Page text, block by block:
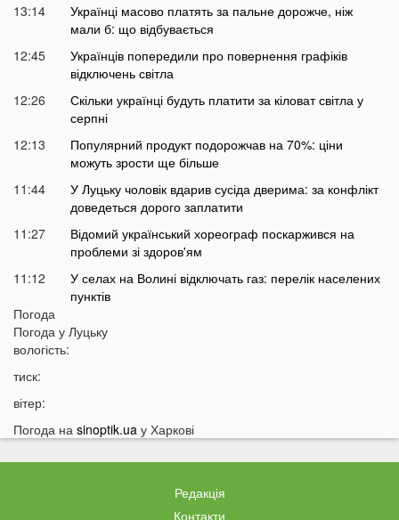
13:14
Українці масово платять за пальне дорожче, ніж
мали б: що відбувається
12:45
Українців попередили про повернення графіків
відключень світла
12:26
Скільки українці будуть платити за кіловат світла у
серпні
12:13
Популярний продукт подорожчав на 70%: ціни
можуть зрости ще більше
11:44
У Луцьку чоловік вдарив сусіда дверима: за конфлікт
доведеться дорого заплатити
11:27
Відомий український хореограф поскаржився на
проблеми зі здоров'ям
11:12
У селах на Волині відключать газ: перелік населених
пунктів
10:56
10:43
10:11
На Волині два дні вируватиме аномалія
09:38
Українці можуть залишитися без пенсій через
Вночі на Волині горіла «Єва»
Погода
Погода у Луцьку
вологість:
тиск:
вітер:
Погода на sinoptik.ua у Харкові
Редакція
Контакти